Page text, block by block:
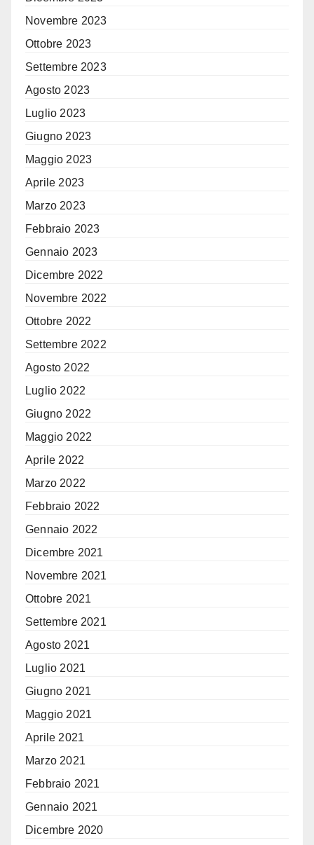
Novembre 2023
Ottobre 2023
Settembre 2023
Agosto 2023
Luglio 2023
Giugno 2023
Maggio 2023
Aprile 2023
Marzo 2023
Febbraio 2023
Gennaio 2023
Dicembre 2022
Novembre 2022
Ottobre 2022
Settembre 2022
Agosto 2022
Luglio 2022
Giugno 2022
Maggio 2022
Aprile 2022
Marzo 2022
Febbraio 2022
Gennaio 2022
Dicembre 2021
Novembre 2021
Ottobre 2021
Settembre 2021
Agosto 2021
Luglio 2021
Giugno 2021
Maggio 2021
Aprile 2021
Marzo 2021
Febbraio 2021
Gennaio 2021
Dicembre 2020